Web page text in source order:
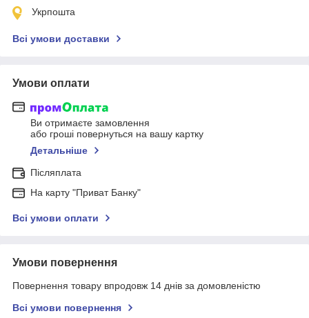
Укрпошта
Всі умови доставки
Умови оплати
Ви отримаєте замовлення
або гроші повернуться на вашу картку
Детальніше
Післяплата
На карту "Приват Банку"
Всі умови оплати
Умови повернення
Повернення товару впродовж 14 днів за домовленістю
Всі умови повернення